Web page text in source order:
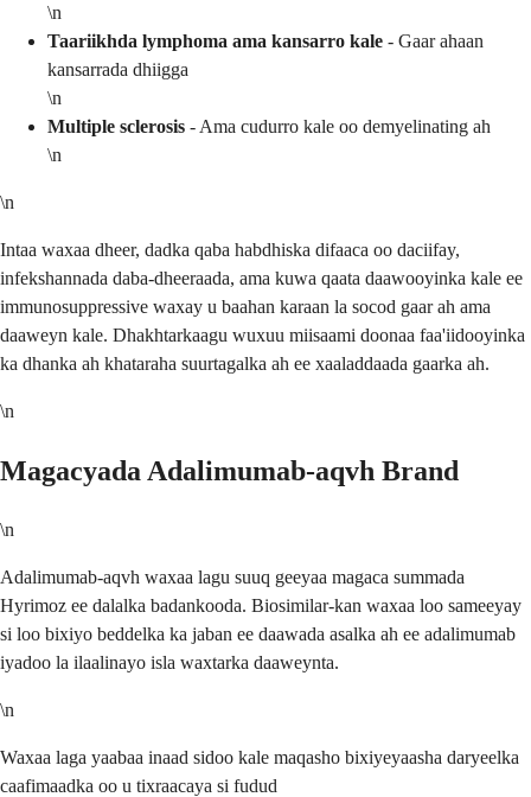
\n
Taariikhda lymphoma ama kansarro kale - Gaar ahaan
kansarrada dhiigga
\n
Multiple sclerosis - Ama cudurro kale oo demyelinating ah
\n
\n
Intaa waxaa dheer, dadka qaba habdhiska difaaca oo daciifay,
infekshannada daba-dheeraada, ama kuwa qaata daawooyinka kale ee
immunosuppressive waxay u baahan karaan la socod gaar ah ama
daaweyn kale. Dhakhtarkaagu wuxuu miisaami doonaa faa'iidooyinka
ka dhanka ah khataraha suurtagalka ah ee xaaladdaada gaarka ah.
\n
Magacyada Adalimumab-aqvh Brand
\n
Adalimumab-aqvh waxaa lagu suuq geeyaa magaca summada
Hyrimoz ee dalalka badankooda. Biosimilar-kan waxaa loo sameeyay
si loo bixiyo beddelka ka jaban ee daawada asalka ah ee adalimumab
iyadoo la ilaalinayo isla waxtarka daaweynta.
\n
Waxaa laga yaabaa inaad sidoo kale maqasho bixiyeyaasha daryeelka
caafimaadka oo u tixraacaya si fudud